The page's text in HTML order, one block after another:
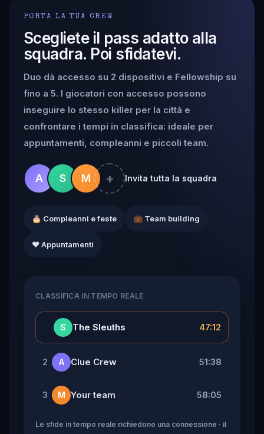
PORTA LA TUA CREW
Scegliete il pass adatto alla
squadra. Poi sfidatevi.
Duo dà accesso su 2 dispositivi e Fellowship su
fino a 5. I giocatori con accesso possono
inseguire lo stesso killer per la città e
confrontare i tempi in classifica: ideale per
appuntamenti, compleanni e piccoli team.
A S M + Invita tutta la squadra
🎂 Compleanni e feste 💼 Team building
❤️ Appuntamenti
CLASSIFICA IN TEMPO REALE
S The Sleuths 47:12
2 A Clue Crew 51:38
3 M Your team 58:05
Le sfide in tempo reale richiedono una connessione · il